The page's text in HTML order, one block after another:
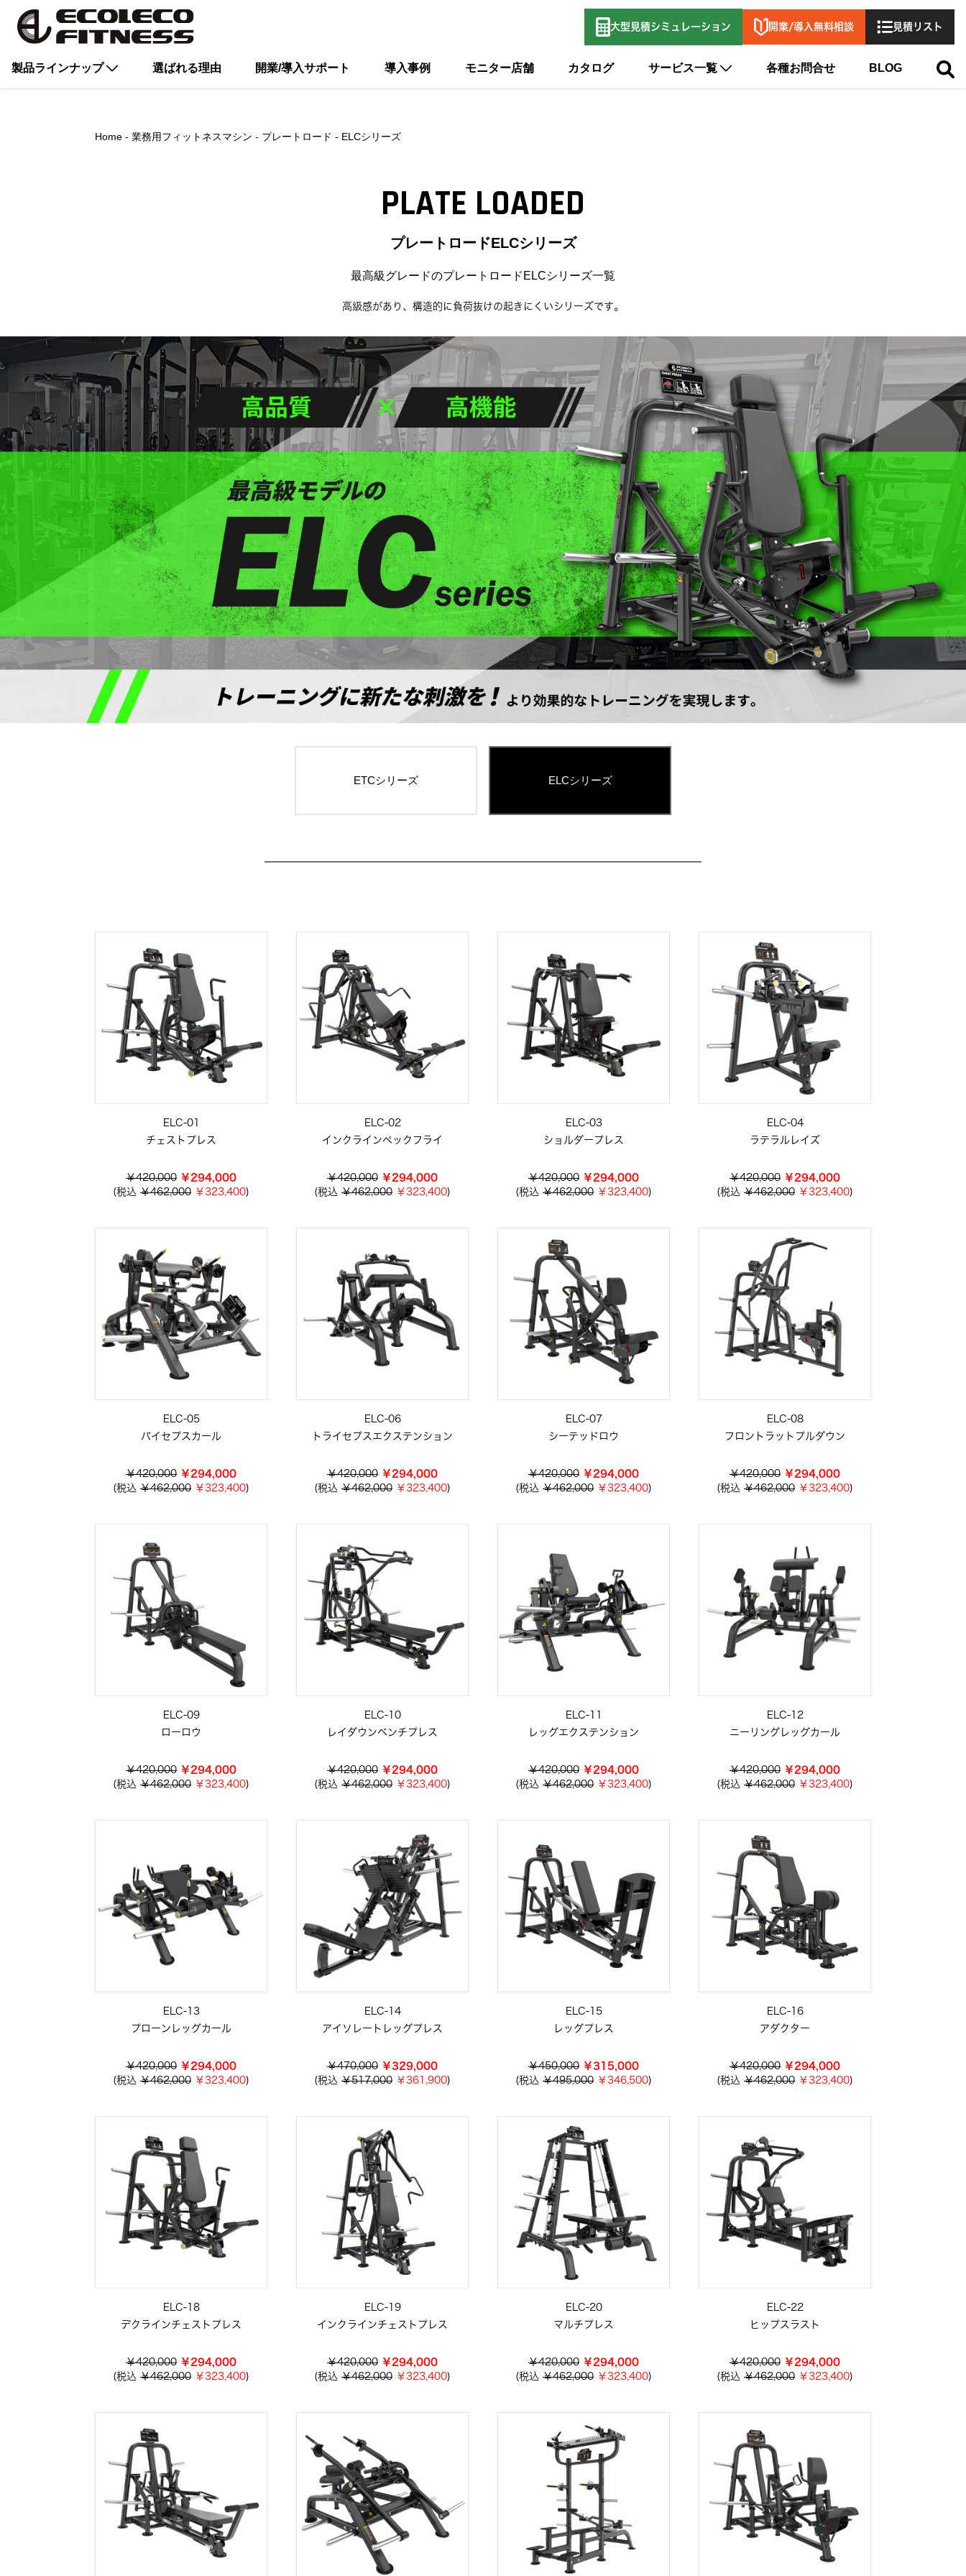
大型 見積シミュレーション 開業/導入無料相談 見積リスト
製品ラインナップ 選ばれる理由 開業/導入サポート 導入事例 モニター店舗 カタログ サービス一覧 各種お問合せ BLOG
Home 業務用フィットネスマシン プレートロード ELCシリーズ
PLATE LOADED
プレートロードELCシリーズ
最高級グレードのプレートロードELCシリーズ一覧
高級感があり、構造的に負荷抜けの起きにくいシリーズです。
ETCシリーズ ELCシリーズ
ELC-01
チェストプレス
￥420,000 ￥294,000
(税込 ￥462,000 ￥323,400)
ELC-02
インクラインペックフライ
￥420,000 ￥294,000
(税込 ￥462,000 ￥323,400)
ELC-03
ショルダープレス
￥420,000 ￥294,000
(税込 ￥462,000 ￥323,400)
ELC-04
ラテラルレイズ
￥420,000 ￥294,000
(税込 ￥462,000 ￥323,400)
ELC-05
バイセプスカール
￥420,000 ￥294,000
(税込 ￥462,000 ￥323,400)
ELC-06
トライセプスエクステンション
￥420,000 ￥294,000
(税込 ￥462,000 ￥323,400)
ELC-07
シーテッドロウ
￥420,000 ￥294,000
(税込 ￥462,000 ￥323,400)
ELC-08
フロントラットプルダウン
￥420,000 ￥294,000
(税込 ￥462,000 ￥323,400)
ELC-09
ローロウ
￥420,000 ￥294,000
(税込 ￥462,000 ￥323,400)
ELC-10
レイダウンベンチプレス
￥420,000 ￥294,000
(税込 ￥462,000 ￥323,400)
ELC-11
レッグエクステンション
￥420,000 ￥294,000
(税込 ￥462,000 ￥323,400)
ELC-12
ニーリングレッグカール
￥420,000 ￥294,000
(税込 ￥462,000 ￥323,400)
ELC-13
プローンレッグカール
￥420,000 ￥294,000
(税込 ￥462,000 ￥323,400)
ELC-14
アイソレートレッグプレス
￥470,000 ￥329,000
(税込 ￥517,000 ￥361,900)
ELC-15
レッグプレス
￥450,000 ￥315,000
(税込 ￥495,000 ￥346,500)
ELC-16
アダクター
￥420,000 ￥294,000
(税込 ￥462,000 ￥323,400)
ELC-18
デクラインチェストプレス
￥420,000 ￥294,000
(税込 ￥462,000 ￥323,400)
ELC-19
インクラインチェストプレス
￥420,000 ￥294,000
(税込 ￥462,000 ￥323,400)
ELC-20
マルチプレス
￥420,000 ￥294,000
(税込 ￥462,000 ￥323,400)
ELC-22
ヒップスラスト
￥420,000 ￥294,000
(税込 ￥462,000 ￥323,400)